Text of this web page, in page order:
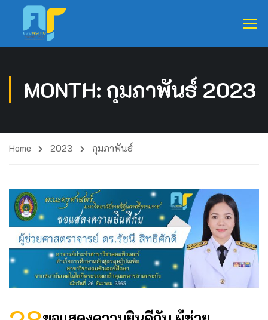
MONTH: กุมภาพันธ์ 2023
Home 2023 กุมภาพันธ์